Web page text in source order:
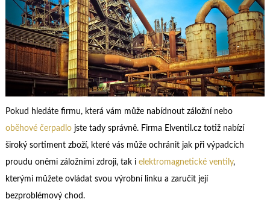
Pokud hledáte firmu, která vám může nabídnout záložní nebo
oběhové čerpadlojste tady správně. Firma Elventil.cz totiž nabízí
široký sortiment zboží, které vás může ochránit jak při výpadcích
proudu oněmi záložními zdroji, tak i elektromagnetické ventily,
kterými můžete ovládat svou výrobní linku a zaručit její
bezproblémový chod.